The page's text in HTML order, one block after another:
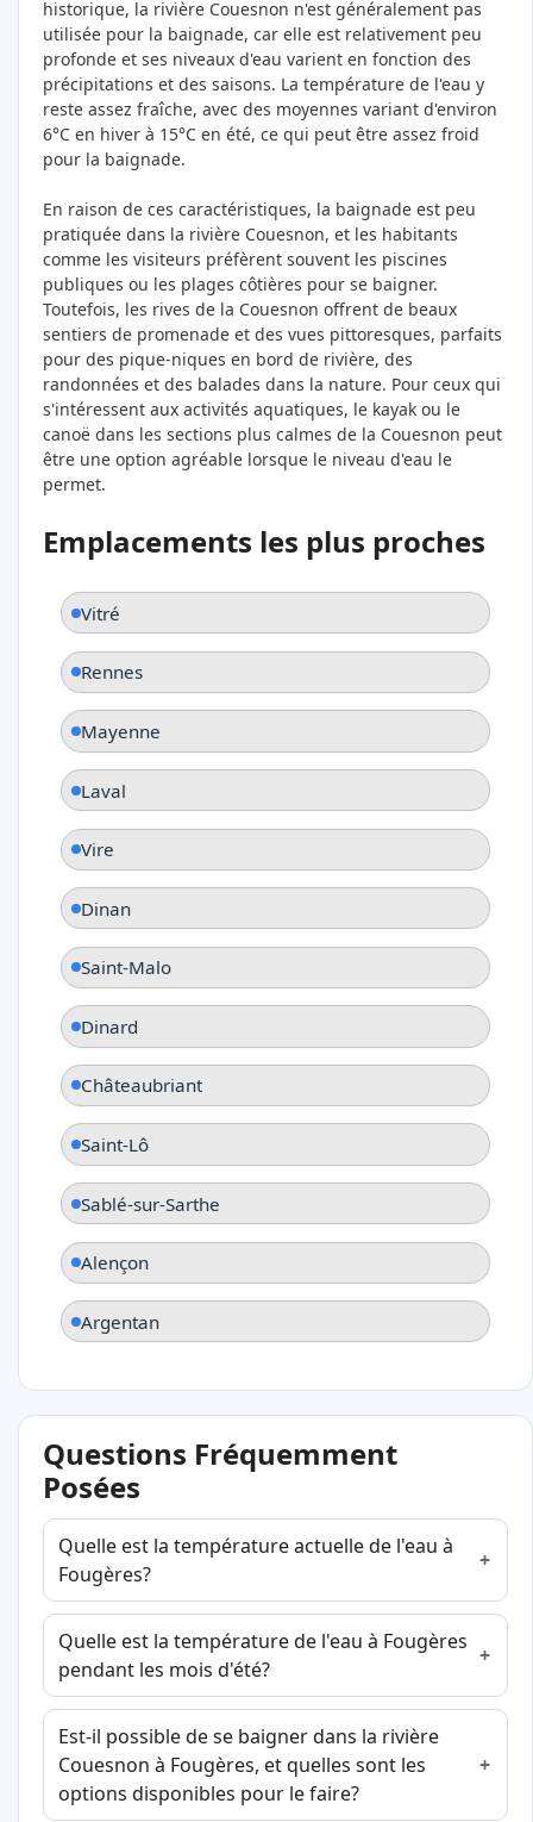
historique, la rivière Couesnon n'est généralement pas
utilisée pour la baignade, car elle est relativement peu
profonde et ses niveaux d'eau varient en fonction des
précipitations et des saisons. La température de l'eau y
reste assez fraîche, avec des moyennes variant d'environ
6°C en hiver à 15°C en été, ce qui peut être assez froid
pour la baignade.
En raison de ces caractéristiques, la baignade est peu
pratiquée dans la rivière Couesnon, et les habitants
comme les visiteurs préfèrent souvent les piscines
publiques ou les plages côtières pour se baigner.
Toutefois, les rives de la Couesnon offrent de beaux
sentiers de promenade et des vues pittoresques, parfaits
pour des pique-niques en bord de rivière, des
randonnées et des balades dans la nature. Pour ceux qui
s'intéressent aux activités aquatiques, le kayak ou le
canoë dans les sections plus calmes de la Couesnon peut
être une option agréable lorsque le niveau d'eau le
permet.
Emplacements les plus proches
Vitré
Rennes
Mayenne
Laval
Vire
Dinan
Saint-Malo
Dinard
Châteaubriant
Saint-Lô
Sablé-sur-Sarthe
Alençon
Argentan
Questions Fréquemment
Posées
Quelle est la température actuelle de l'eau à
Fougères?
Quelle est la température de l'eau à Fougères
pendant les mois d'été?
Est-il possible de se baigner dans la rivière
Couesnon à Fougères, et quelles sont les
options disponibles pour le faire?